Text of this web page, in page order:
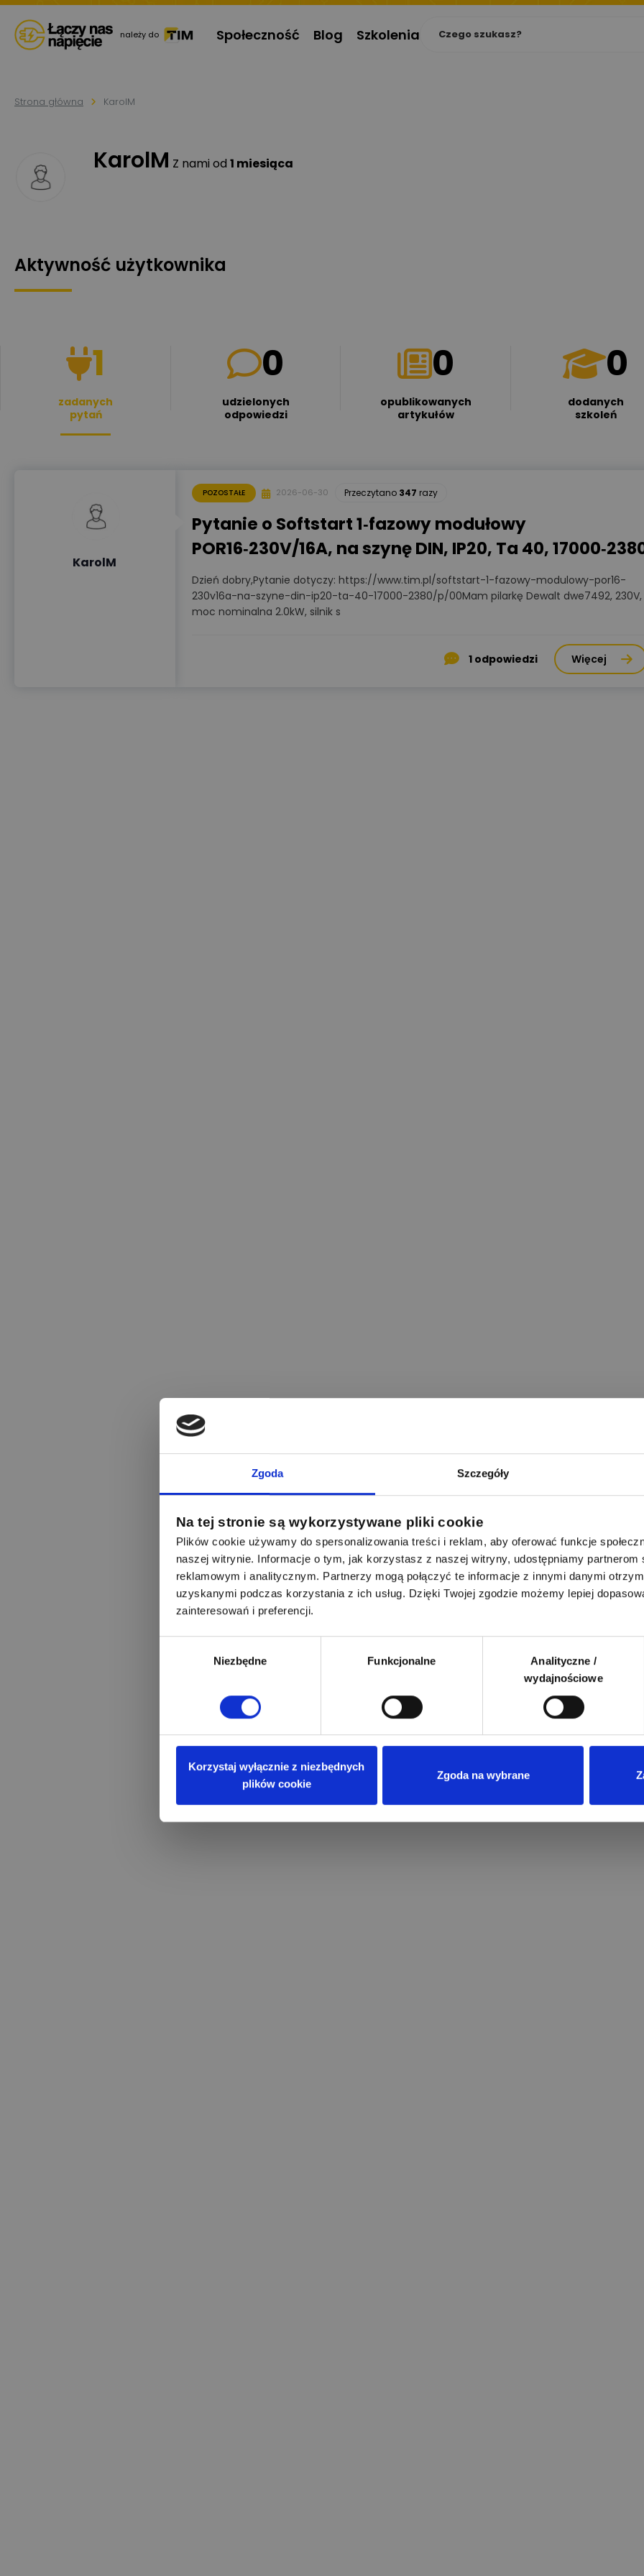
Zgoda Szczegóły
Na tej stronie są wykorzystywane pliki cookie
Plików cookie używamy do spersonalizowania treści i reklam, aby oferować funkcje
naszej witrynie. Informacje o tym, jak korzystasz z naszej witryny, udostępniamy partnerom
reklamowym i analitycznym. Partnerzy mogą połączyć te informacje z innymi danymi
uzyskanymi podczas korzystania z ich usług. Dzięki Twojej zgodzie możemy lepiej
zainteresowań i preferencji.
Niezbędne Funkcjonalne
Analityczne /
wydajnościowe
Korzystaj wyłącznie z niezbędnych
plików cookie
Zgoda na wybrane
należy do Społeczność Blog Szkolenia
Strona główna KarolM
KarolM Z nami od 1 miesiąca
Aktywność użytkownika
1
zadanych
pytań
0
udzielonych
odpowiedzi
0
opublikowanych
artykułów
0
dodanych
szkoleń
KarolM
POZOSTAŁE 2026-06-30 Przeczytano 347 razy
Pytanie o Softstart 1‑fazowy modułowy
POR16‑230V/16A, na szynę DIN, IP20, Ta 40,
Dzień dobry,Pytanie dotyczy: https://www.tim.pl/softstart-1-fazowy-modulowy-por16-
230v16a-na-szyne-din-ip20-ta-40-17000-2380/p/00Mam pilarkę Dewalt dwe7492, 230V,
moc nominalna 2.0kW, silnik s
1 odpowiedzi Więcej
Przeczytano